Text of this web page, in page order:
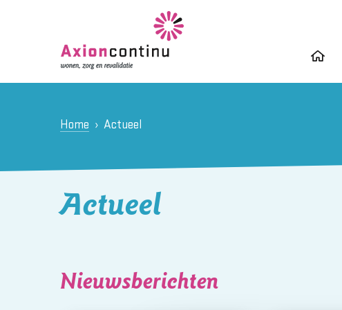
Home Actueel
Actueel
Nieuwsberichten